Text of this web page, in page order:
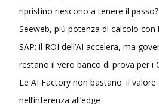
ripristino riescono a tenere il passo?
Seeweb, più potenza di calcolo con
SAP: il ROI dell’AI accelera, ma
restano il vero banco di prova per i
Le AI Factory non bastano: il valore
nell’inferenza all’edge